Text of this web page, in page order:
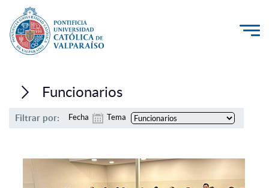
Investigación, Creación e Innovación
PUCV Internacional
Funcionarios
Filtrar por: Fecha Tema